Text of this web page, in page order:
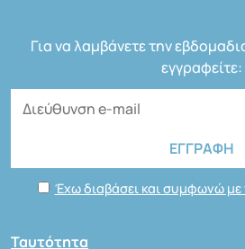
Για να λαμβάνετε την
εγγραφείτε:
Έχω διαβάσει και συμφωνώ
Ταυτότητα